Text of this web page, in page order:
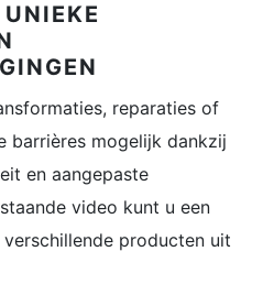
reparaties of
barrières mogelijk dankzij
en aangepaste
video kunt u een
producten uit